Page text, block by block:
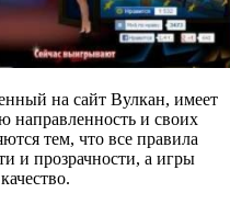
на сайт Вулкан, имеет
направленность и своих
тем, что все правила
и прозрачности, а игры